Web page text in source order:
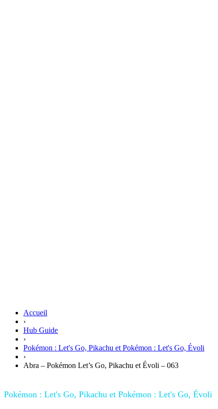
Accueil
›
Hub Guide
›
Pokémon : Let's Go, Pikachu et Pokémon : Let's Go, Évoli
›
Abra – Pokémon Let’s Go, Pikachu et Évoli – 063
Pokémon : Let's Go, Pikachu et Pokémon : Let's Go, Évoli